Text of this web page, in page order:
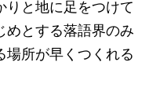
りと地に足をつけて
めとする落語界のみ
場所が早くつくれる